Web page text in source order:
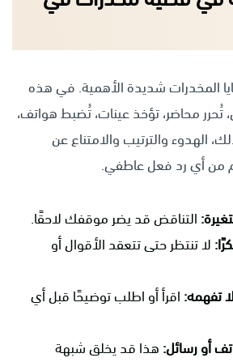
المخدرات شديدة الأهمية. في هذه
تُحرر محاضر، تؤخذ عينات، تُضبط هواتف،
الهدوء والترتيب والامتناع عن
من أي رد فعل عاطفي.
التناقض قد يضر موقفك لاحقًا.
لا تنتظر حتى تتعقد الأقوال أو
تفهمه: اقرأ أو اطلب توضيحًا قبل أي
أو رسائل: هذا قد يخلق شبهة